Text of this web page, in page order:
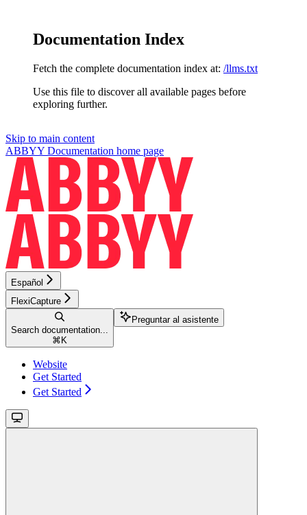
Documentation Index
Fetch the complete documentation index at: /llms.txt
Use this file to discover all available pages before
exploring further.
Skip to main content
ABBYY Documentation home page
Español
FlexiCapture
Search documentation...
⌘ K
Preguntar al asistente
Website
Get Started
Get Started